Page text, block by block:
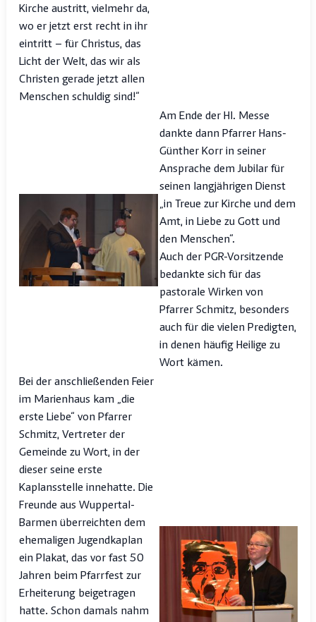
Kirche austritt, vielmehr da,
wo er jetzt erst recht in ihr
eintritt – für Christus, das
Licht der Welt, das wir als
Christen gerade jetzt allen
Menschen schuldig sind!“
Am Ende der Hl. Messe
dankte dann Pfarrer Hans-
Günther Korr in seiner
Ansprache dem Jubilar für
seinen langjährigen Dienst
„in Treue zur Kirche und dem
Amt, in Liebe zu Gott und
den Menschen“.
Auch der PGR-Vorsitzende
bedankte sich für das
pastorale Wirken von
Pfarrer Schmitz, besonders
auch für die vielen Predigten,
in denen häufig Heilige zu
Wort kämen.
Bei der anschließenden Feier
im Marienhaus kam „die
erste Liebe“ von Pfarrer
Schmitz, Vertreter der
Gemeinde zu Wort, in der
dieser seine erste
Kaplansstelle innehatte. Die
Freunde aus Wuppertal-
Barmen überreichten dem
ehemaligen Jugendkaplan
ein Plakat, das vor fast 50
Jahren beim Pfarrfest zur
Erheiterung beigetragen
hatte. Schon damals nahm